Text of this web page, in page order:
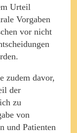
Urteil
Vorgaben
vor nicht
zudem davor,
der
zu
von
und Patienten